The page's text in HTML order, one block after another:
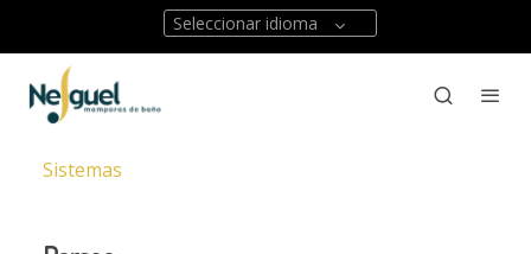
Seleccionar idioma
Sistemas